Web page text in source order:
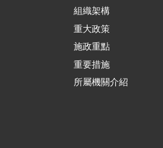
組織架構
重大政策
施政重點
重要措施
所屬機關介紹